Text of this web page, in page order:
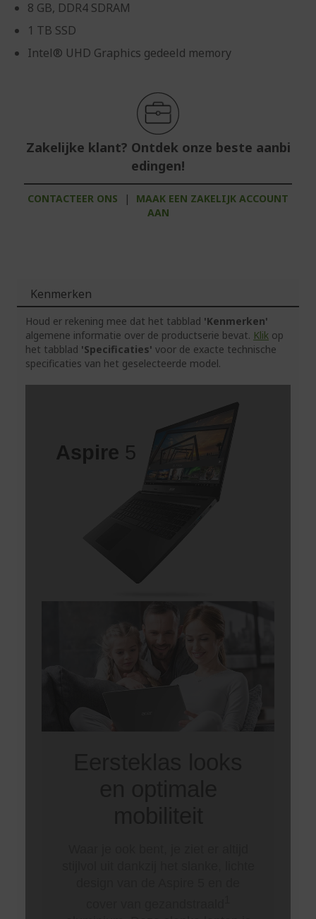
8 GB, DDR4 SDRAM
1 TB SSD
Intel® UHD Graphics gedeeld memory
Zakelijke klant? Ontdek onze beste aanbi
edingen!
CONTACTEER ONS |
MAAK EEN ZAKELIJK ACCOUNT
AAN
Kenmerken
Houd er rekening mee dat het tabblad 'Kenmerken'
algemene informatie over de productserie bevat. Klik op
het tabblad 'Specificaties' voor de exacte technische
specificaties van het geselecteerde model.